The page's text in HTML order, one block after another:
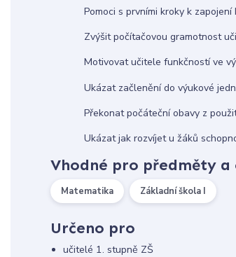
Pomoci s prvními kroky k
Zvýšit počítačovou gramotnost
Motivovat učitele funkčností ve
Ukázat začlenění do výukové
Překonat počáteční obavy z
Ukázat jak rozvíjet u žáků
Vhodné pro předměty a
Matematika Základní škola I
Určeno pro
učitelé 1. stupně ZŠ